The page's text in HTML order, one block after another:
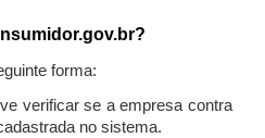
forma:
verificar se a empresa contra
no sistema.